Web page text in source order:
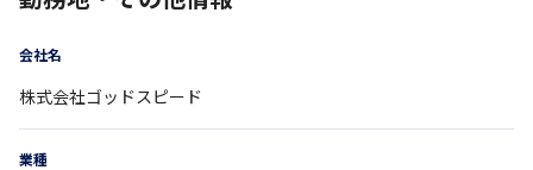
会社名
株式会社ゴッドスピード
業種